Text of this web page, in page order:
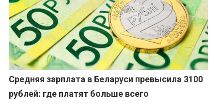
Средняя зарплата в Беларуси превысила 3100
рублей: где платят больше всего